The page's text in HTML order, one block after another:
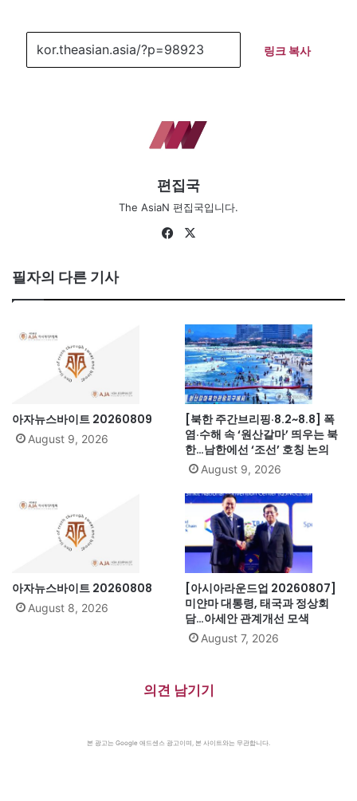
링크 복사
편집국
The AsiaN 편집국입니다.
Fa
필자의 다른 기사
아자뉴스바이트 20260809
August 9, 2026
[북한 주간브리핑·8.2~8.8] 폭
염·수해 속 ‘원산갈마’ 띄우는 북
한…남한에선 ‘조선’ 호칭 논의
August 9, 2026
아자뉴스바이트 20260808
August 8, 2026
[아시아라운드업 20260807]
미얀마 대통령, 태국과 정상회
담…아세안 관계개선 모색
August 7, 2026
의견 남기기
본 광고는 Google 애드센스 광고이며, 본 사이트와는 무관합니다.